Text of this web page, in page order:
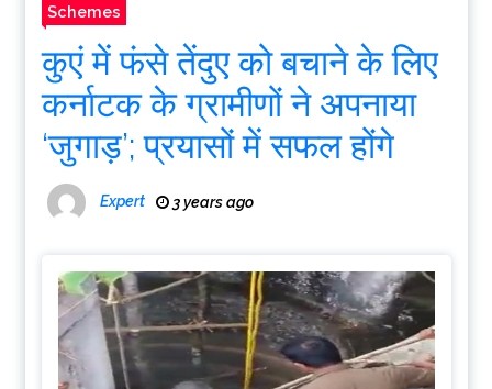
Schemes
कुएं में फंसे तेंदुए को बचाने के लिए
कर्नाटक के ग्रामीणों ने अपनाया
‘जुगाड़’; प्रयासों में सफल होंगे
Expert 3 years ago